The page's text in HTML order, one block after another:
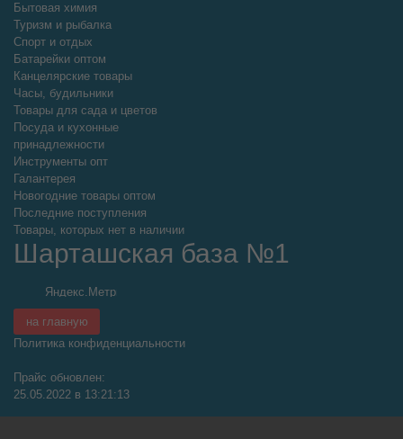
Бытовая химия
Туризм и рыбалка
Спорт и отдых
Батарейки оптом
Канцелярские товары
Часы, будильники
Товары для сада и цветов
Посуда и кухонные
принадлежности
Инструменты опт
Галантерея
Новогодние товары оптом
Последние поступления
Товары, которых нет в наличии
Шарташская база №1
на главную
Политика конфиденциальности
Прайс обновлен:
25.05.2022 в 13:21:13